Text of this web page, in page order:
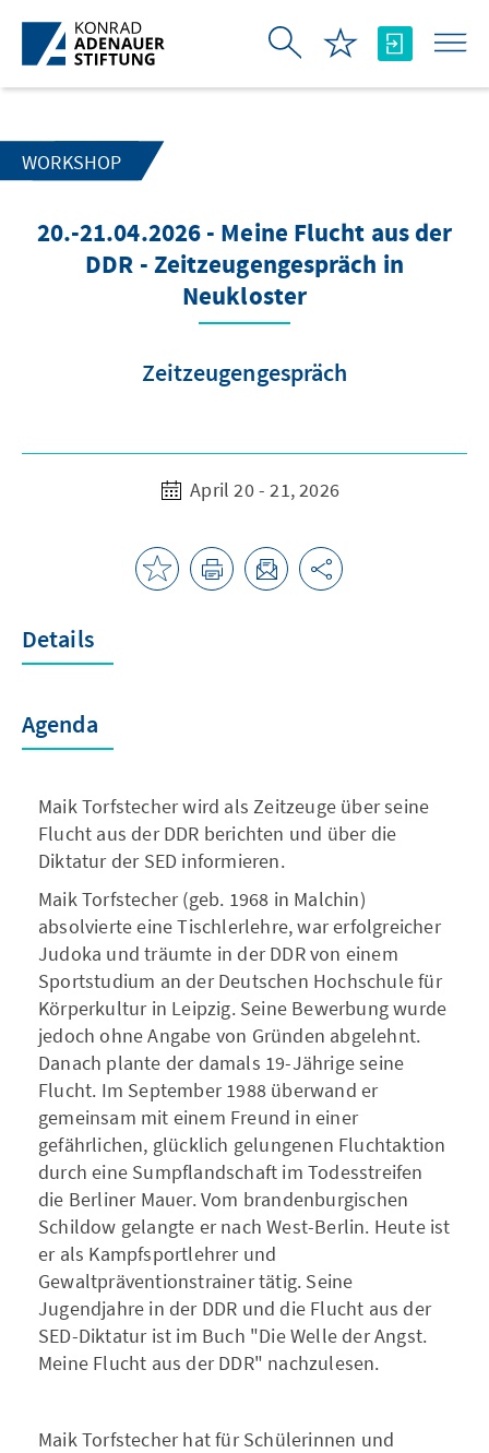
Skip to Main Content
WORKSHOP
20.-21.04.2026 - Meine Flucht aus der
DDR - Zeitzeugengespräch in
Neukloster
Zeitzeugengespräch
April 20 - 21, 2026
Details
Agenda
Maik Torfstecher wird als Zeitzeuge über seine
Flucht aus der DDR berichten und über die
Diktatur der SED informieren.
Maik Torfstecher (geb. 1968 in Malchin)
absolvierte eine Tischlerlehre, war erfolgreicher
Judoka und träumte in der DDR von einem
Sportstudium an der Deutschen Hochschule für
Körperkultur in Leipzig. Seine Bewerbung wurde
jedoch ohne Angabe von Gründen abgelehnt.
Danach plante der damals 19-Jährige seine
Flucht. Im September 1988 überwand er
gemeinsam mit einem Freund in einer
gefährlichen, glücklich gelungenen Fluchtaktion
durch eine Sumpflandschaft im Todesstreifen
die Berliner Mauer. Vom brandenburgischen
Schildow gelangte er nach West-Berlin. Heute ist
er als Kampfsportlehrer und
Gewaltpräventionstrainer tätig. Seine
Jugendjahre in der DDR und die Flucht aus der
SED-Diktatur ist im Buch "Die Welle der Angst.
Meine Flucht aus der DDR" nachzulesen.
Maik Torfstecher hat für Schülerinnen und